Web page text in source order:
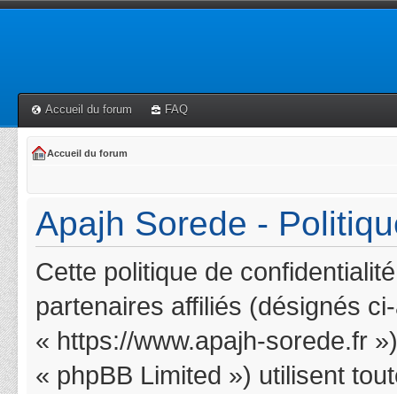
Accueil du forum FAQ
Accueil du forum
Apajh Sorede -
Cette politique de
partenaires affiliés (désignés
« https://www.apajh-sorede.fr
« phpBB Limited ») utilisent